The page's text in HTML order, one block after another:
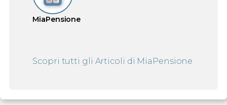
MiaPensione
Scopri tutti gli Articoli di MiaPensione